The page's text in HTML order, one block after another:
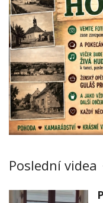
Poslední videa